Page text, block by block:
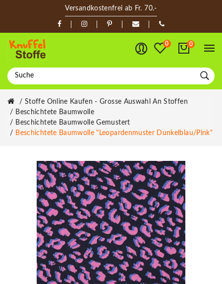
Versandkostenfrei ab Fr. 70.-
0 0
Stoffe Online Kaufen - Grosse Auswahl An Stoffen
Beschichtete Baumwolle
Beschichtete Baumwolle Gemustert
Beschichtete Baumwolle "Leopardenmuster Dunkelblau/pink"